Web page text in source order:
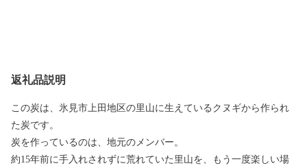
返礼品説明
この炭は、氷見市上田地区の里山に生えているクヌギから作られ
た炭です。
炭を作っているのは、地元のメンバー。
約15年前に手入れされずに荒れていた里山を、もう一度楽しい場